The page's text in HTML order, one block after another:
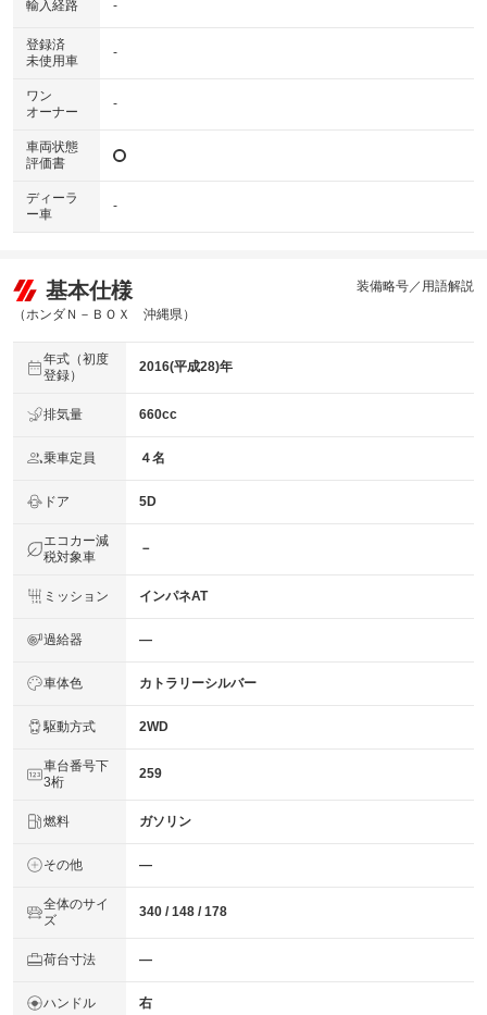
輸入経路 -
登録済
未使用車
-
ワン
オーナー
-
車両状態
評価書
ディーラ
ー車
-
基本仕様
（ホンダＮ－ＢＯＸ 沖縄県）
装備略号／用語解説
年式（初度
登録）
2016(平成28)年
排気量 660cc
乗車定員 ４名
ドア 5D
エコカー減
税対象車
－
ミッション インパネAT
過給器 ―
車体色 カトラリーシルバー
駆動方式 2WD
車台番号下
3桁
259
燃料 ガソリン
その他 ―
全体のサイ
ズ
340 / 148 / 178
荷台寸法 ―
ハンドル 右